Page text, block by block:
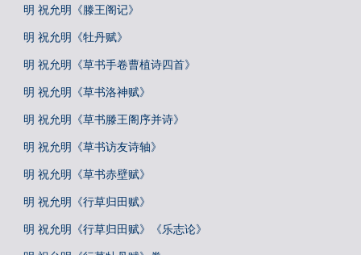
明 祝允明《滕王阁记》
明 祝允明《牡丹赋》
明 祝允明《草书手卷曹植诗四首》
明 祝允明《草书洛神赋》
明 祝允明《草书滕王阁序并诗》
明 祝允明《草书访友诗轴》
明 祝允明《草书赤壁赋》
明 祝允明《行草归田赋》
明 祝允明《行草归田赋》《乐志论》